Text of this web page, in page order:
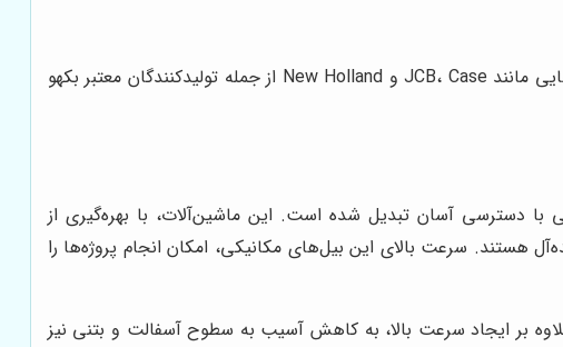
بکهو لودرها به دلیل چند منظوره بودن، برای انجام کارهای متنوع در پروژه‌های کوچک و متوسط مناسب هستند. برندهایی مانند JCB، Case و New Holland از جمله تولیدکنندگان معتبر بکهو
با دسترسی آسان تبدیل شده است. این ماشین‌آلات، با بهره‌گیری از
هستند. سرعت بالای این بیل‌های مکانیکی، امکان انجام پروژه‌ها را
بر ایجاد سرعت بالا، به کاهش آسیب به سطوح آسفالت و بتنی نیز